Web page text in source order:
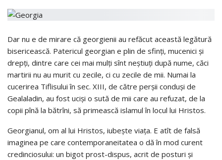
Dar nu e de mirare că georgienii au refăcut această legătură
bisericească. Patericul georgian e plin de sfinţi, mucenici şi
drepţi, dintre care cei mai mulţi sînt neştiuţi după nume, căci
martirii nu au murit cu zecile, ci cu zecile de mii. Numai la
cucerirea Tiflisului în sec. XIII, de către perşii conduşi de
Gealaladin, au fost ucişi o sută de mii care au refuzat, de la
copii pînă la bătrîni, să primească islamul în locul lui Hristos.
Georgianul, om al lui Hristos, iubeşte viaţa. E atît de falsă
imaginea pe care contemporaneitatea o dă în mod curent
credinciosului: un bigot prost-dispus, acrit de posturi şi